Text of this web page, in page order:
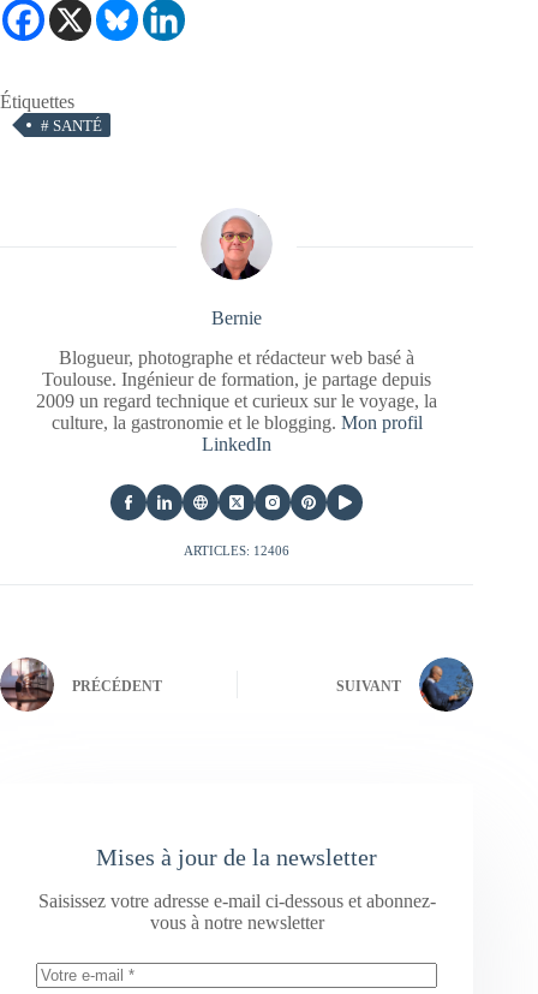
Étiquettes
# SANTÉ
Bernie
Blogueur, photographe et rédacteur web basé à
Toulouse. Ingénieur de formation, je partage depuis
2009 un regard technique et curieux sur le voyage, la
culture, la gastronomie et le blogging. Mon profil
LinkedIn
ARTICLES: 12406
PRÉCÉDENT SUIVANT
Mises à jour de la newsletter
Saisissez votre adresse e-mail ci-dessous et abonnez-
vous à notre newsletter